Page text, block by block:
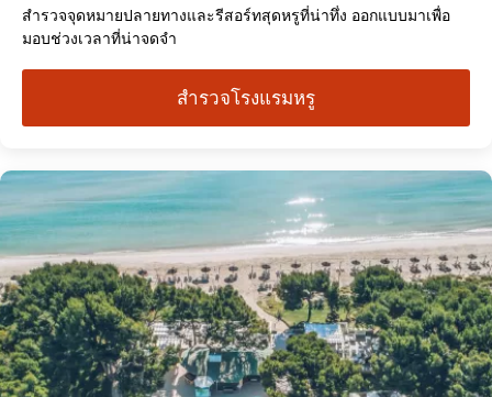
สำรวจจุดหมายปลายทางและรีสอร์ทสุดหรูที่น่าทึ่ง ออกแบบมาเพื่อ
มอบช่วงเวลาที่น่าจดจำ
สำรวจโรงแรมหรู